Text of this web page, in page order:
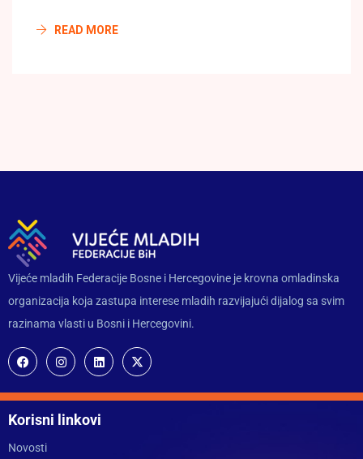
READ MORE
Vijeće mladih Federacije Bosne i Hercegovine je krovna omladinska
organizacija koja zastupa interese mladih razvijajući dijalog sa svim
razinama vlasti u Bosni i Hercegovini.
Korisni linkovi
Novosti